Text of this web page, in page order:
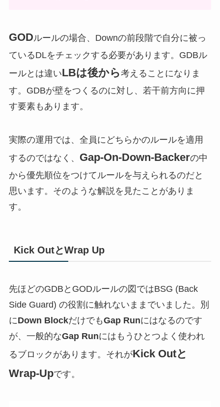
GODルールの場合、Downの前段階で自分に被っ
ているDLをチェックする必要があります。GDBル
ールとは違いLBは後から考えることになりま
す。GDBが壁をつくるのに対し、若干前方向に押
す要素もあります。
実際の運用では、全員にどちらかのルールを適用
するのではなく、 Gap-On-Down-Backerの中
から優先順位をつけてルールを与えられるのだと
思います。そのような解説を見たことがありま
す。
Kick OutとWrap Up
先ほどのGDBとGODルールの図ではBSG (Back
Side Guard) の役割に触れないままでいました。別
にDown BlockだけでもGap Runにはなるのです
が、一般的なGap Runにはもうひとつよく使われ
るブロックがあります。それがKick Outと
Wrap-Upです。